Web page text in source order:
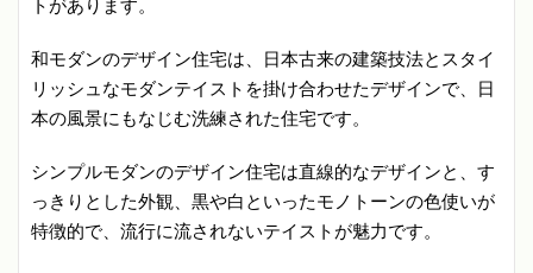
トがあります。
和モダンのデザイン住宅は、日本古来の建築技法とスタイ
リッシュなモダンテイストを掛け合わせたデザインで、日
本の風景にもなじむ洗練された住宅です。
シンプルモダンのデザイン住宅は直線的なデザインと、す
っきりとした外観、黒や白といったモノトーンの色使いが
特徴的で、流行に流されないテイストが魅力です。